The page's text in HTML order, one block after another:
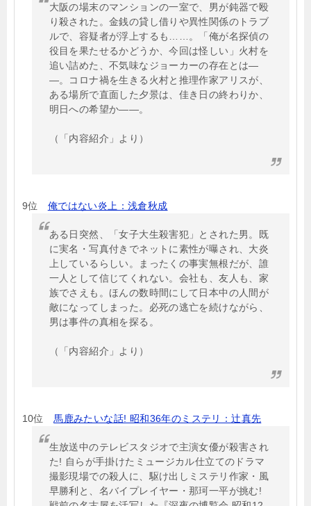
大阪の場末のマンションの一室で、男が鈍器で殴
り殺された。金銭の貸し借りや異性関係のトラブ
ルで、容疑者が浮上するも……。「俺が名探偵の
役目を果たせるかどうか、今回は怪しい」火村を
追い詰めた、不気味なジョーカーの存在とは―
―。コロナ禍を生きる火村と推理作家アリスが、
ある場所で直面した夕景は、佳き日の終わりか、
明日への希望か――。
（「内容紹介」より）
9位 俺ではない炎上：浅倉秋成
ある日突然、「女子大生殺害犯」とされた男。既
に実名・写真付きでネットに素性が曝され、大炎
上しているらしい。まったくの事実無根だが、誰
一人として信じてくれない。会社も、友人も、家
族でさえも。ほんの数時間にして日本中の人間が
敵になってしまった。必死の逃亡を続けながら、
男は事件の真相を探る。
（「内容紹介」より）
10位 馬鹿みたいな話! 昭和36年のミステリ：辻真先
生放送中のテレビスタジオで主演女優が殺害され
た! 自らが手掛けたミュージカル仕立てのドラマ
撮影現場での殺人に、駆け出しミステリ作家・風
早勝利と、名バイプレイヤー・那珂一平が挑む!